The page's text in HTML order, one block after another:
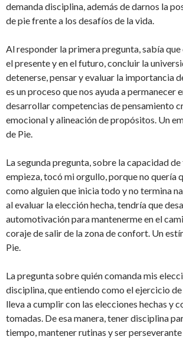
demanda disciplina, además de darnos la
de pie frente a los desafíos de la vida.
Al responder la primera pregunta, sabía
el presente y en el futuro, concluir la
detenerse, pensar y evaluar la importancia
es un proceso que nos ayuda a permanecer
desarrollar competencias de pensamiento
emocional y alineación de propósitos. Un
de Pie.
La segunda pregunta, sobre la capacidad
empieza, tocó mi orgullo, porque no quería
como alguien que inicia todo y no termina
al evaluar la elección hecha, tendría que
automotivación para mantenerme en el
coraje de salir de la zona de confort. Un
Pie.
La pregunta sobre quién comanda mis
disciplina, que entiendo como el ejercicio
lleva a cumplir con las elecciones hechas y
tomadas. De esa manera, tener disciplina
tiempo, mantener rutinas y ser